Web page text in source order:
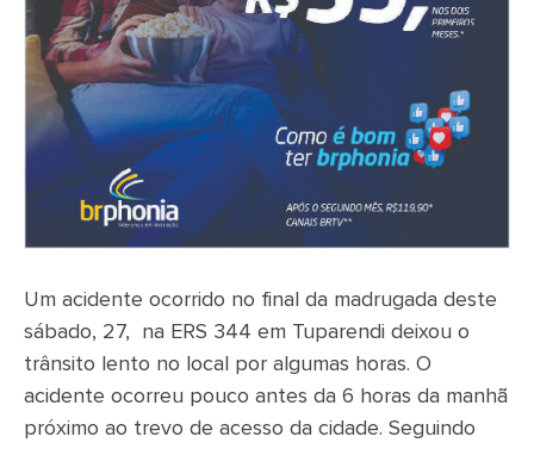
Um acidente ocorrido no final da madrugada deste
sábado, 27, na ERS 344 em Tuparendi deixou o
trânsito lento no local por algumas horas. O
acidente ocorreu pouco antes da 6 horas da manhã
próximo ao trevo de acesso da cidade. Seguindo